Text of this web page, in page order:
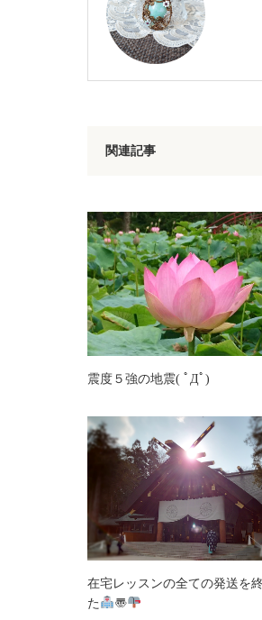
関連記事
震度５強の地震( ﾟДﾟ)
在宅レッスンの全ての発送を
た
〠